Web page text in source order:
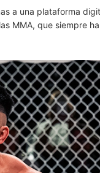
a una plataforma
MMA, que siempre